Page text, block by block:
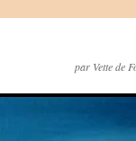
par Vette de